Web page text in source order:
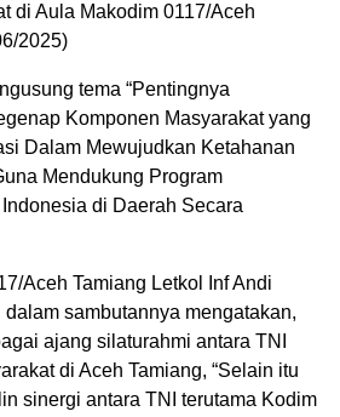
di Aula Makodim 0117/Aceh
2025)
tema “Pentingnya
Komponen Masyarakat yang
Dalam Mewujudkan Ketahanan
Mendukung Program
di Daerah Secara
Aceh Tamiang Letkol Inf Andi
dalam sambutannya mengatakan,
ajang silaturahmi antara TNI
di Aceh Tamiang, “Selain itu
sinergi antara TNI terutama Kodim